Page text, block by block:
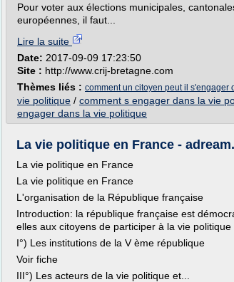
Pour voter aux élections municipales,
européennes, il faut...
Lire la suite
Date: 2017-09-09 17:23:50
Site : http://www.crij-bretagne.com
Thèmes liés : comment un citoyen peut il s'engager
vie politique / comment s engager dans la vie
engager dans la vie politique
La vie politique en France -
La vie politique en France
La vie politique en France
L'organisation de la République française
Introduction: la république française est
elles aux citoyens de participer à la vie
I°) Les institutions de la V ème république
Voir fiche
III°) Les acteurs de la vie politique et...